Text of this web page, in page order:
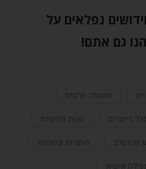
נפלאים על
גם אתם!
השגחה פרטית
עצות מעשיות
רוחניות וגשמיות
אישית